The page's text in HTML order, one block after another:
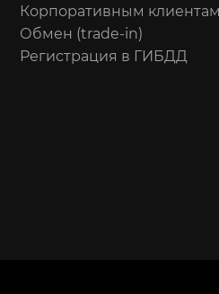
Корпоративным клиентам
Обмен (trade-in)
Регистрация в ГИБДД